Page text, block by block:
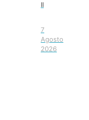
II
7
Agosto
2026